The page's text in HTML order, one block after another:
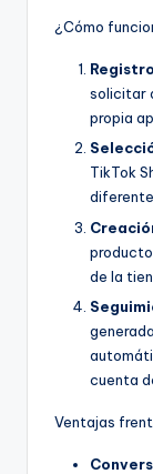
¿Cómo
solicitar
propia
TikTok
de la
cuenta
Ventajas